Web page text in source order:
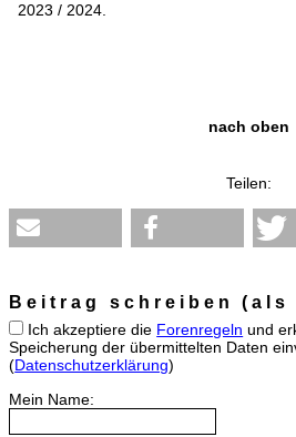
2023 / 2024.
nach oben
Teilen:
Beitrag schreiben (als
Ich akzeptiere die Forenregeln und
Speicherung der übermittelten Daten
(Datenschutzerklärung)
Mein Name: